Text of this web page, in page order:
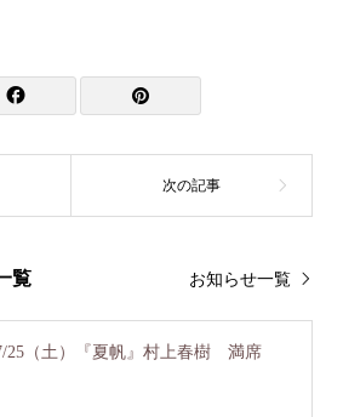
覧 お知らせ一覧
25（土）『夏帆』村上春樹 満席